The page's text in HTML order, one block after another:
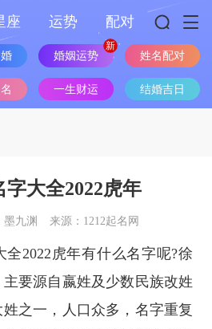
座 运势 配对
婚姻运势 姓名配对
一生财运 结婚吉日
大全2022虎年
墨九渊 来源：1212起名网
2022虎年有什么名字呢?徐
要源自嬴姓及少数民族改姓
之一，人口众多，名字重复